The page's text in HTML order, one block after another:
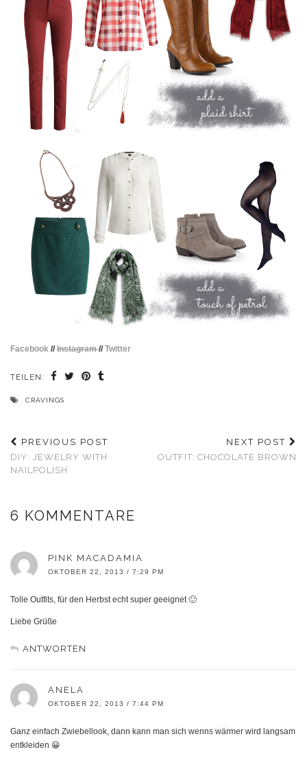
Facebook //Instagram//Twitter
TEILEN:
CRAVINGS
PREVIOUS POST
DIY: JEWELRY WITH
NAILPOLISH
NEXT POST
OUTFIT: CHOCOLATE BROWN
6 KOMMENTARE
PINK MACADAMIA
OKTOBER 22, 2013 / 7:29 PM
Tolle Outfits, für den Herbst echt super geeignet 🙂
Liebe Grüße
ANTWORTEN
ANELA
OKTOBER 22, 2013 / 7:44 PM
Ganz einfach Zwiebellook, dann kann man sich wenns wärmer wird langsam
entkleiden 😀